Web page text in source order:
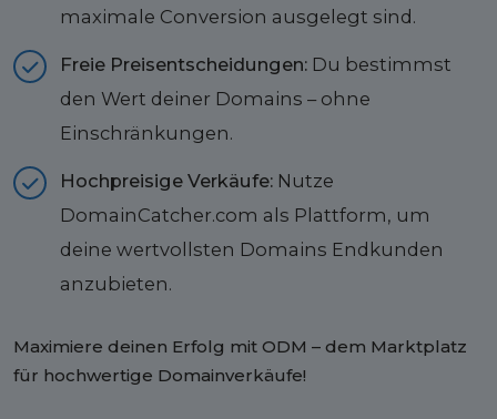
maximale Conversion ausgelegt sind.
Freie Preisentscheidungen: Du bestimmst
den Wert deiner Domains – ohne
Einschränkungen.
Hochpreisige Verkäufe: Nutze
DomainCatcher.com als Plattform, um
deine wertvollsten Domains Endkunden
anzubieten.
Maximiere deinen Erfolg mit ODM – dem Marktplatz
für hochwertige Domainverkäufe!